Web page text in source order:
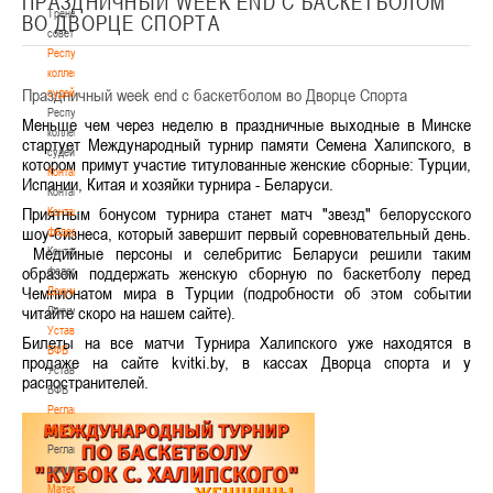
Тренерский
совет
Республиканская
коллегия
судей
Республиканская
коллегия
судей
Контакты
Контакты
Контакты
федерации
Контакты
федерации
Документы
Документы
Устав
БФБ
Устав
БФБ
Регламентирующие
документы
Регламентирующие
документы
Материалы
ВО ДВОРЦЕ СПОРТА
Праздничный week end с баскетболом во Дворце Спорта
Меньше чем через неделю в праздничные выходные в Минске
стартует Международный турнир памяти Семена Халипского, в
котором примут участие титулованные женские сборные: Турции,
Испании, Китая и хозяйки турнира - Беларуси.
Приятным бонусом турнира станет матч "звезд" белорусского
шоу-бизнеса, который завершит первый соревновательный день.
Медийные персоны и селебритис Беларуси решили таким
образом поддержать женскую сборную по баскетболу перед
Чемпионатом мира в Турции (подробности об этом событии
читайте скоро на нашем сайте).
Билеты на все матчи Турнира Халипского уже находятся в
продаже на сайте kvitki.by, в кассах Дворца спорта и у
распостранителей.